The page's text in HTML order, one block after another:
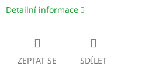
Detailní informace
ZEPTAT SE SDÍLET